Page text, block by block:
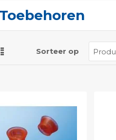
Toebehoren
Sorteer op